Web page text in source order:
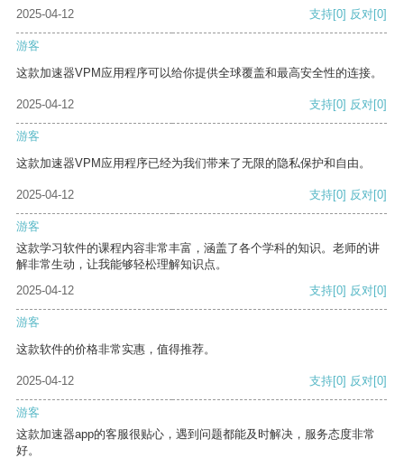
2025-04-12 支持[0] 反对[0]
游客
这款加速器VPM应用程序可以给你提供全球覆盖和最高安全性的连接。
2025-04-12 支持[0] 反对[0]
游客
这款加速器VPM应用程序已经为我们带来了无限的隐私保护和自由。
2025-04-12 支持[0] 反对[0]
游客
这款学习软件的课程内容非常丰富，涵盖了各个学科的知识。老师的讲
解非常生动，让我能够轻松理解知识点。
2025-04-12
支持[0] 反对[0]
游客
这款软件的价格非常实惠，值得推荐。
2025-04-12 支持[0] 反对[0]
游客
这款加速器app的客服很贴心，遇到问题都能及时解决，服务态度非常
好。